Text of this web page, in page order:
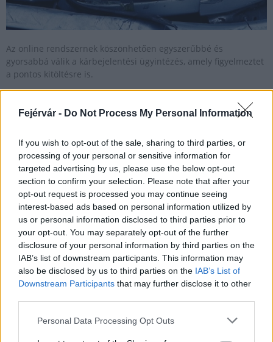
Fejérvár - Do Not Process My Personal Information
If you wish to opt-out of the sale, sharing to third parties, or
processing of your personal or sensitive information for
targeted advertising by us, please use the below opt-out
section to confirm your selection. Please note that after your
opt-out request is processed you may continue seeing
interest-based ads based on personal information utilized by
us or personal information disclosed to third parties prior to
your opt-out. You may separately opt-out of the further
disclosure of your personal information by third parties on the
IAB’s list of downstream participants. This information may
also be disclosed by us to third parties on the IAB’s List of
Downstream Participants that may further disclose it to other
Please note that this website/app uses one or more Google
Personal Data Processing Opt Outs
Az online rendszernek köszönhetően egyszerűbbé és
gyorsabbá válik a kárbejelentési ügyintézés, amely figyelmeztet
a pontos kitöltésre is.
Ennyivel drágul a kötelező gépjármű biztosítás
2017.10.25
A november 2-án induló év végi kötelező gépjármű-
felelősségbiztosítási (kgfb) kampányban enyhén növekvő
díjakra, és 80-90 ezer biztosítót váltó autósra számítanak a
szakértők.
Mabisz: több mint 1,2 milliárd forint kárt okozott az
ingatlanokban az októberi vihar
2017.11.06
A biztosítók összesítése alapján 1,2 milliárd forintra nőtt az
október 29-i vihar által okozott kár, szemben a kezdeti 300
Szövetsége (Mabisz) az MTI-vel hétfőn.